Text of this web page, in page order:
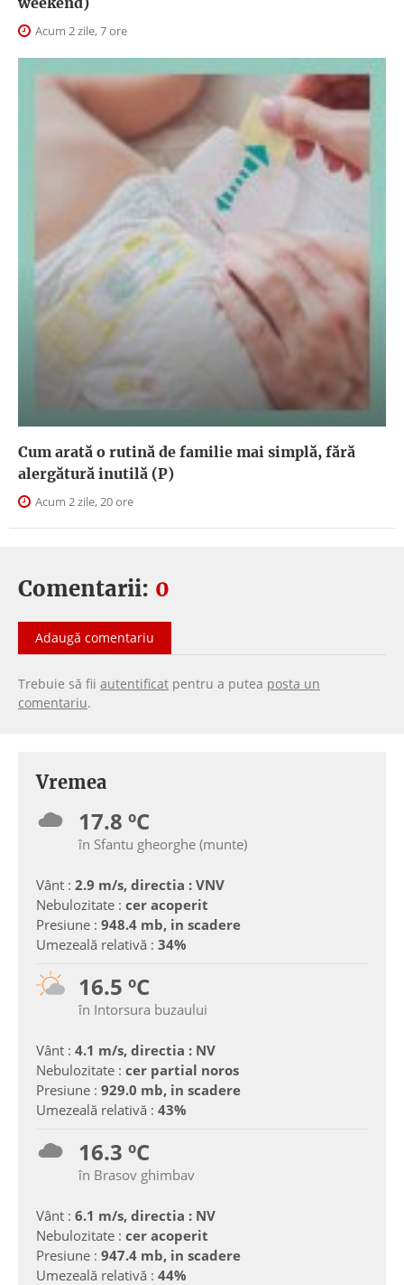
Acum 2 zile, 7 ore
Cum arată o rutină de familie mai simplă, fără
alergătură inutilă (P)
Acum 2 zile, 20 ore
Comentarii: 0
Adaugă comentariu
Trebuie să fii autentificat pentru a putea posta un
comentariu.
Vremea
17.8 ºC
în Sfantu gheorghe (munte)
Vânt : 2.9 m/s, directia : VNV
Nebulozitate : cer acoperit
Presiune : 948.4 mb, in scadere
Umezeală relativă : 34%
16.5 ºC
în Intorsura buzaului
Vânt : 4.1 m/s, directia : NV
Nebulozitate : cer partial noros
Presiune : 929.0 mb, in scadere
Umezeală relativă : 43%
16.3 ºC
în Brasov ghimbav
Vânt : 6.1 m/s, directia : NV
Nebulozitate : cer acoperit
Presiune : 947.4 mb, in scadere
Umezeală relativă : 44%